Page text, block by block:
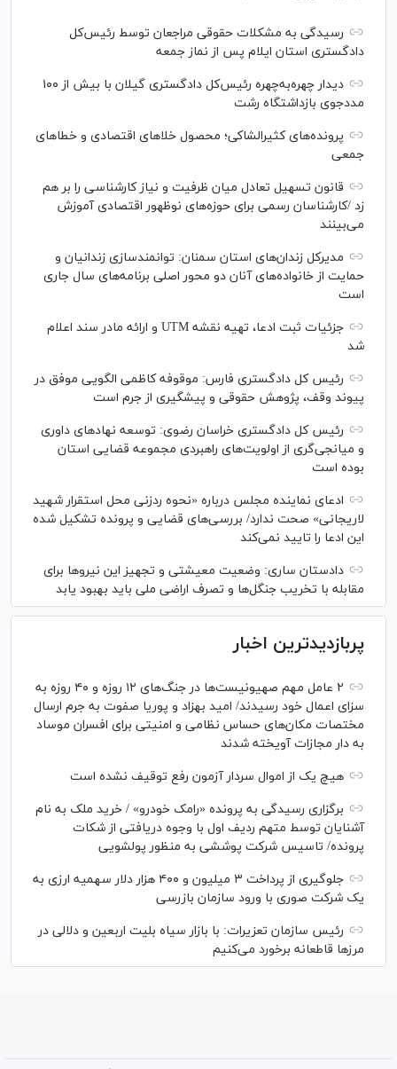
رسیدگی به مشکلات حقوقی مراجعان توسط رئیس‌کل
دادگستری استان ایلام پس از نماز جمعه
دیدار چهره‌به‌چهره رئیس‌کل دادگستری گیلان با بیش از ۱۰۰
مددجوی بازداشتگاه رشت
پرونده‌های کثیرالشاکی؛ محصول خلا‌های اقتصادی و خطا‌های
جمعی
قانون تسهیل تعادل میان ظرفیت و نیاز کارشناسی را بر هم
زد /کارشناسان رسمی برای حوزه‌های نوظهور اقتصادی آموزش
می‌بینند
مدیرکل زندان‌های استان سمنان: توانمندسازی زندانیان و
حمایت از خانواده‌های آنان دو محور اصلی برنامه‌های سال جاری
است
جزئیات ثبت ادعا، تهیه نقشه UTM و ارائه مادر سند اعلام
شد
رئیس کل دادگستری فارس: موقوفه کاظمی الگویی موفق در
پیوند وقف، پژوهش حقوقی و پیشگیری از جرم است
رئیس کل دادگستری خراسان رضوی: توسعه نهاد‌های داوری
و میانجی‌گری از اولویت‌های راهبردی مجموعه قضایی استان
بوده است
ادعای نماینده مجلس درباره «نحوه ردزنی محل استقرار شهید
لاریجانی» صحت ندارد/ بررسی‌های قضایی و پرونده تشکیل شده
این ادعا را تایید نمی‌کند
دادستان ساری: وضعیت معیشتی و تجهیز این نیرو‌ها برای
مقابله با تخریب جنگل‌ها و تصرف اراضی ملی باید بهبود یابد
پربازدیدترین اخبار
۲ عامل مهم صهیونیست‌ها در جنگ‌های ۱۲ روزه و ۴۰ روزه به
سزای اعمال خود رسیدند/ امید بهزاد و پوریا صفوت به جرم ارسال
مختصات مکان‌های حساس نظامی و امنیتی برای افسران موساد
به دار مجازات آویخته شدند
هیچ یک از اموال سردار آزمون رفع توقیف نشده است
برگزاری رسیدگی به پرونده «رامک خودرو» / خرید ملک به نام
آشنایان توسط متهم ردیف اول با وجوه دریافتی از شکات
پرونده/ تاسیس شرکت پوششی به منظور پولشویی
جلوگیری از پرداخت ۳ میلیون و ۴۰۰ هزار دلار سهمیه ارزی به
یک شرکت صوری با ورود سازمان بازرسی
رئیس سازمان تعزیرات: با بازار سیاه بلیت اربعین و دلالی در
مرز‌ها قاطعانه برخورد می‌کنیم